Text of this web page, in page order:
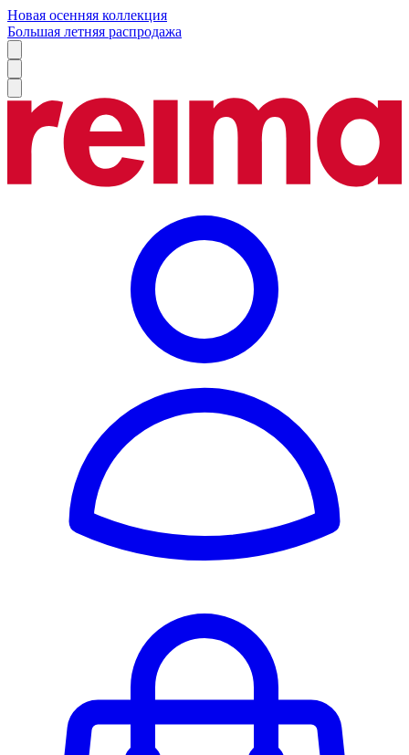
Новая осенняя коллекция
Большая летняя распродажа